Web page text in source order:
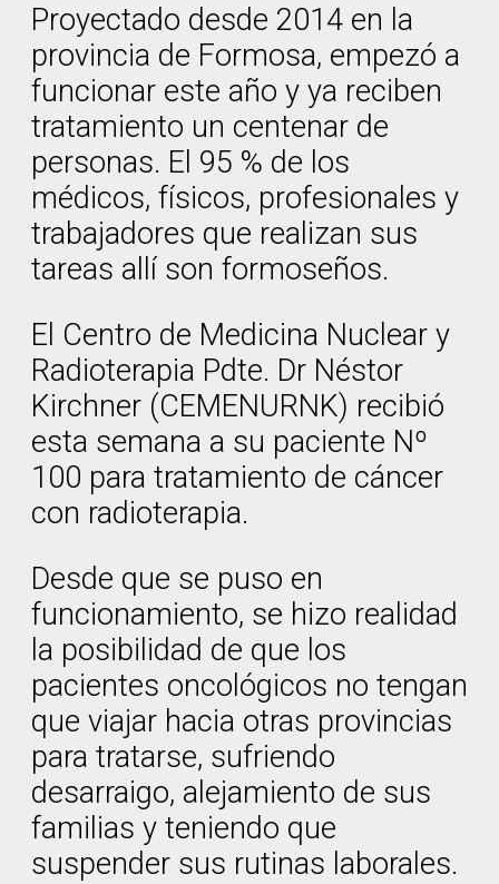
Proyectado desde 2014 en la
provincia de Formosa, empezó a
funcionar este año y ya reciben
tratamiento un centenar de
personas. El 95 % de los
médicos, físicos, profesionales y
trabajadores que realizan sus
tareas allí son formoseños.
El Centro de Medicina Nuclear y
Radioterapia Pdte. Dr Néstor
Kirchner (CEMENURNK) recibió
esta semana a su paciente Nº
100 para tratamiento de cáncer
con radioterapia.
Desde que se puso en
funcionamiento, se hizo realidad
la posibilidad de que los
pacientes oncológicos no tengan
que viajar hacia otras provincias
para tratarse, sufriendo
desarraigo, alejamiento de sus
familias y teniendo que
suspender sus rutinas laborales.